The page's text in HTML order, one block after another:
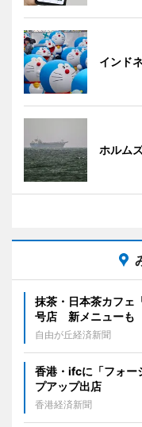
インド
ホルム
抹茶・日本茶カフェ
号店 新メニューも
自由が丘経済新聞
香港・ifcに「フォー
プアップ出店
香港経済新聞